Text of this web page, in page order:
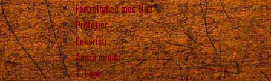
Fortrolighed med Gud
Profetier
Eukaristi
Andre emner
Back